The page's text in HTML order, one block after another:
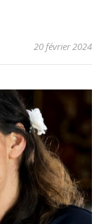
20 février 2024